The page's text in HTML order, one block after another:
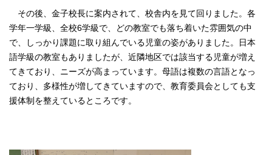
その後、金子校長に案内されて、校舎内を見て回りました。各
学年一学級、全校6学級で、どの教室でも落ち着いた雰囲気の中
で、しっかり課題に取り組んでいる児童の姿がありました。日本
語学級の教室もありましたが、近隣地区では該当する児童が増え
てきており、ニーズが高まっています。母語は複数の言語となっ
ており、多様性が増してきていますので、教育委員会としても支
援体制を整えているところです。